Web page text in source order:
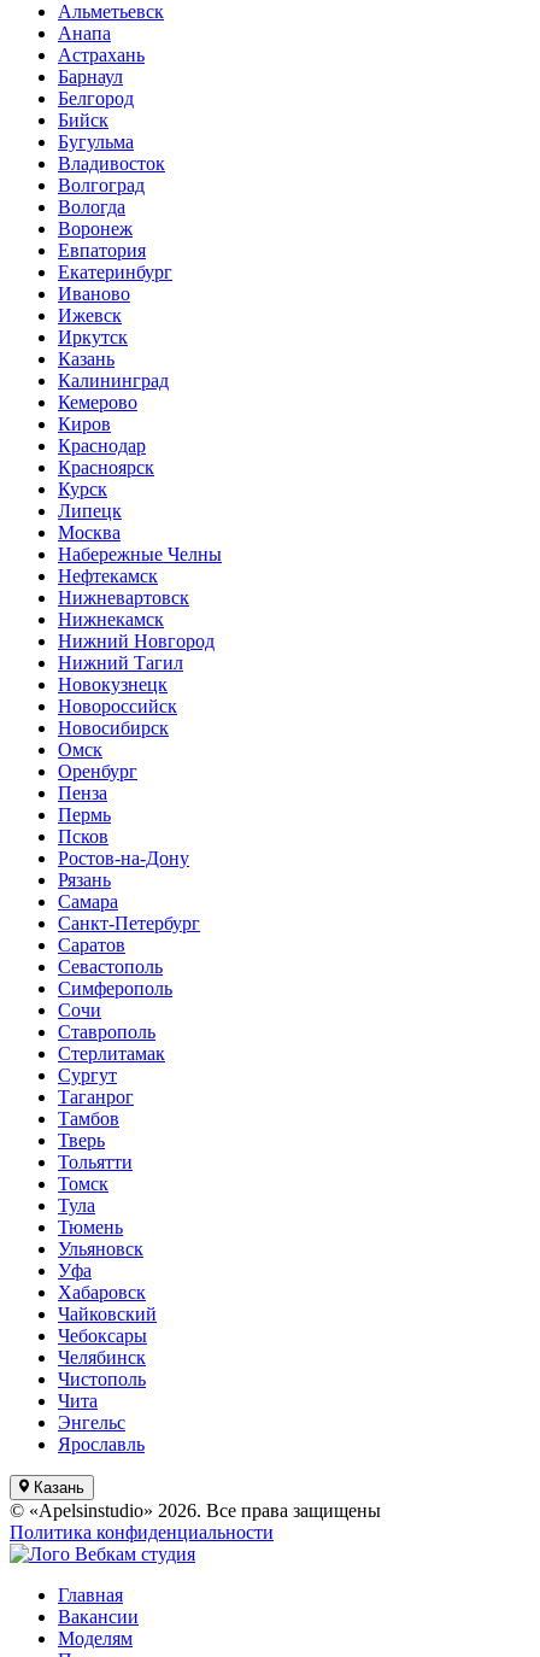
Альметьевск
Анапа
Астрахань
Барнаул
Белгород
Бийск
Бугульма
Владивосток
Волгоград
Вологда
Воронеж
Евпатория
Екатеринбург
Иваново
Ижевск
Иркутск
Казань
Калининград
Кемерово
Киров
Краснодар
Красноярск
Курск
Липецк
Москва
Набережные Челны
Нефтекамск
Нижневартовск
Нижнекамск
Нижний Новгород
Нижний Тагил
Новокузнецк
Новороссийск
Новосибирск
Омск
Оренбург
Пенза
Пермь
Псков
Ростов-на-Дону
Рязань
Самара
Санкт-Петербург
Саратов
Севастополь
Симферополь
Сочи
Ставрополь
Стерлитамак
Сургут
Таганрог
Тамбов
Тверь
Тольятти
Томск
Тула
Тюмень
Ульяновск
Уфа
Хабаровск
Чайковский
Чебоксары
Челябинск
Чистополь
Чита
Энгельс
Ярославль
Казань
© «Apelsinstudio» 2026. Все права защищены
Политика конфиденциальности
Вебкам студия
Главная
Вакансии
Моделям